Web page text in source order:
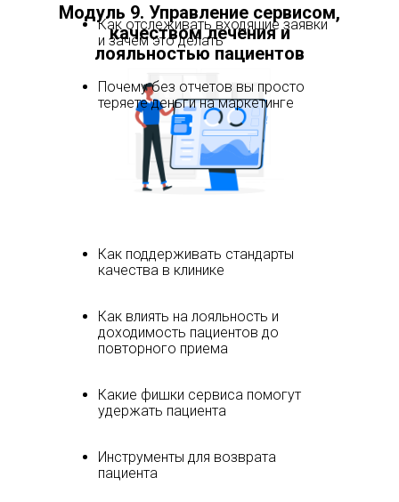
Модуль 9. Управление сервисом,
качеством лечения и
лояльностью пациентов
Как отслеживать входящие заявки
и зачем это делать
Почему без отчетов вы просто
теряете деньги на маркетинге
Как поддерживать стандарты
качества в клинике
Как влиять на лояльность и
доходимость пациентов до
повторного приема
Какие фишки сервиса помогут
удержать пациента
Инструменты для возврата
пациента